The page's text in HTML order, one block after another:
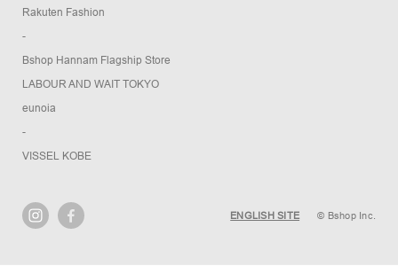
Rakuten Fashion
-
Bshop Hannam Flagship Store
LABOUR AND WAIT TOKYO
eunoia
-
VISSEL KOBE
ENGLISH SITE © Bshop Inc.